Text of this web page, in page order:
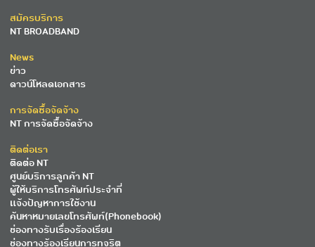
สมัครบริการ
NT BROADBAND
News
ข่าว
ดาวน์โหลดเอกสาร
การจัดซื้อจัดจ้าง
NT การจัดซื้อจัดจ้าง
ติดต่อเรา
ติดต่อ NT
ศูนย์บริการลูกค้า NT
ผู้ให้บริการโทรศัพท์ประจำที่
แจ้งปัญหาการใช้งาน
ค้นหาหมายเลขโทรศัพท์(Phonebook)
ช่องทางรับเรื่องร้องเรียน
ช่องทางร้องเรียนการทุจริต